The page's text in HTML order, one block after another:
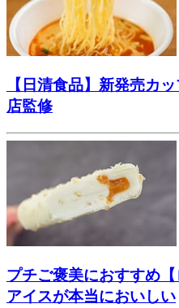
【日清食品】新発売カ
店監修
プチご褒美におすすめ
アイスが本当においしい